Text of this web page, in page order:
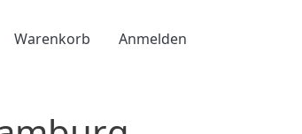
Warenkorb Anmelden